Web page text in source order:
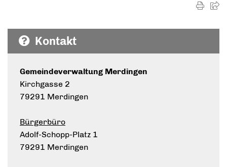
Kontakt
Gemeindeverwaltung Merdingen
Kirchgasse 2
79291 Merdingen
Bürgerbüro
Adolf-Schopp-Platz 1
79291 Merdingen